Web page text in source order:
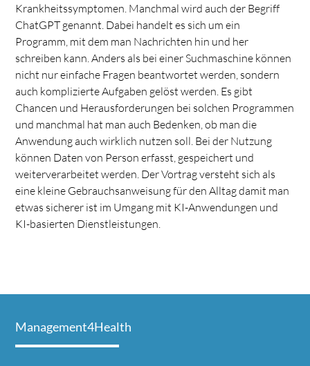
Krankheitssymptomen. Manchmal wird auch der Begriff
ChatGPT genannt. Dabei handelt es sich um ein
Programm, mit dem man Nachrichten hin und her
schreiben kann. Anders als bei einer Suchmaschine können
nicht nur einfache Fragen beantwortet werden, sondern
auch komplizierte Aufgaben gelöst werden. Es gibt
Chancen und Herausforderungen bei solchen Programmen
und manchmal hat man auch Bedenken, ob man die
Anwendung auch wirklich nutzen soll. Bei der Nutzung
können Daten von Person erfasst, gespeichert und
weiterverarbeitet werden. Der Vortrag versteht sich als
eine kleine Gebrauchsanweisung für den Alltag damit man
etwas sicherer ist im Umgang mit KI-Anwendungen und
KI-basierten Dienstleistungen.
Management4Health